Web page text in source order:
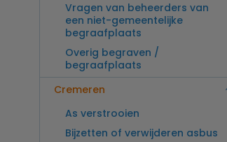
Vragen van beheerders van
een niet-gemeentelijke
begraafplaats
Overig begraven /
begraafplaats
Cremeren
As verstrooien
Bijzetten of verwijderen asbus